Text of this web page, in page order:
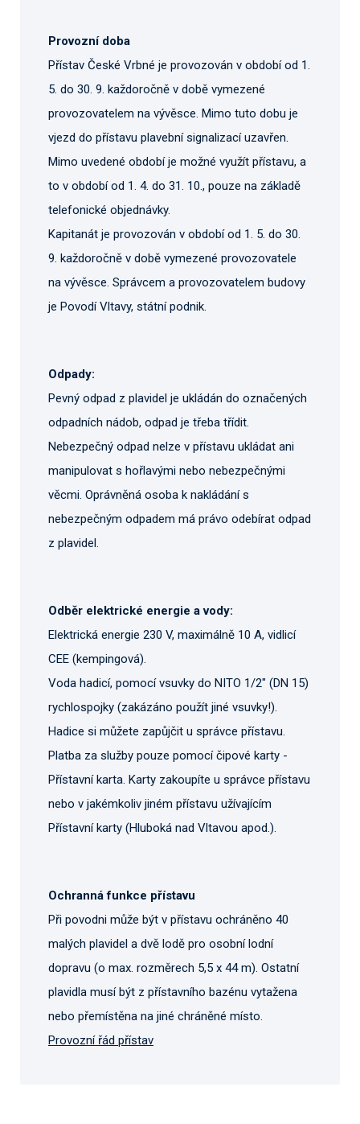
Provozní doba
Přístav České Vrbné je provozován v období od 1.
5. do 30. 9. každoročně v době vymezené
provozovatelem na vývěsce. Mimo tuto dobu je
vjezd do přístavu plavební signalizací uzavřen.
Mimo uvedené období je možné využít přístavu, a
to v období od 1. 4. do 31. 10., pouze na základě
telefonické objednávky.
Kapitanát je provozován v období od 1. 5. do 30.
9. každoročně v době vymezené provozovatele
na vývěsce. Správcem a provozovatelem budovy
je Povodí Vltavy, státní podnik.
Odpady:
Pevný odpad z plavidel je ukládán do označených
odpadních nádob, odpad je třeba třídit.
Nebezpečný odpad nelze v přístavu ukládat ani
manipulovat s hořlavými nebo nebezpečnými
věcmi. Oprávněná osoba k nakládání s
nebezpečným odpadem má právo odebírat odpad
z plavidel.
Odběr elektrické energie a vody:
Elektrická energie 230 V, maximálně 10 A, vidlicí
CEE (kempingová).
Voda hadicí, pomocí vsuvky do NITO 1/2" (DN 15)
rychlospojky (zakázáno použít jiné vsuvky!).
Hadice si můžete zapůjčit u správce přístavu.
Platba za služby pouze pomocí čipové karty -
Přístavní karta. Karty zakoupíte u správce přístavu
nebo v jakémkoliv jiném přístavu užívajícím
Přístavní karty (Hluboká nad Vltavou apod.).
Ochranná funkce přístavu
Při povodni může být v přístavu ochráněno 40
malých plavidel a dvě lodě pro osobní lodní
dopravu (o max. rozměrech 5,5 x 44 m). Ostatní
plavidla musí být z přístavního bazénu vytažena
nebo přemístěna na jiné chráněné místo.
Provozní řád přístav